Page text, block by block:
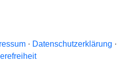
· Datenschutzerklärung ·